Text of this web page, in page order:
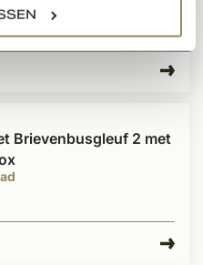
Brievenbusgleuf 2 met